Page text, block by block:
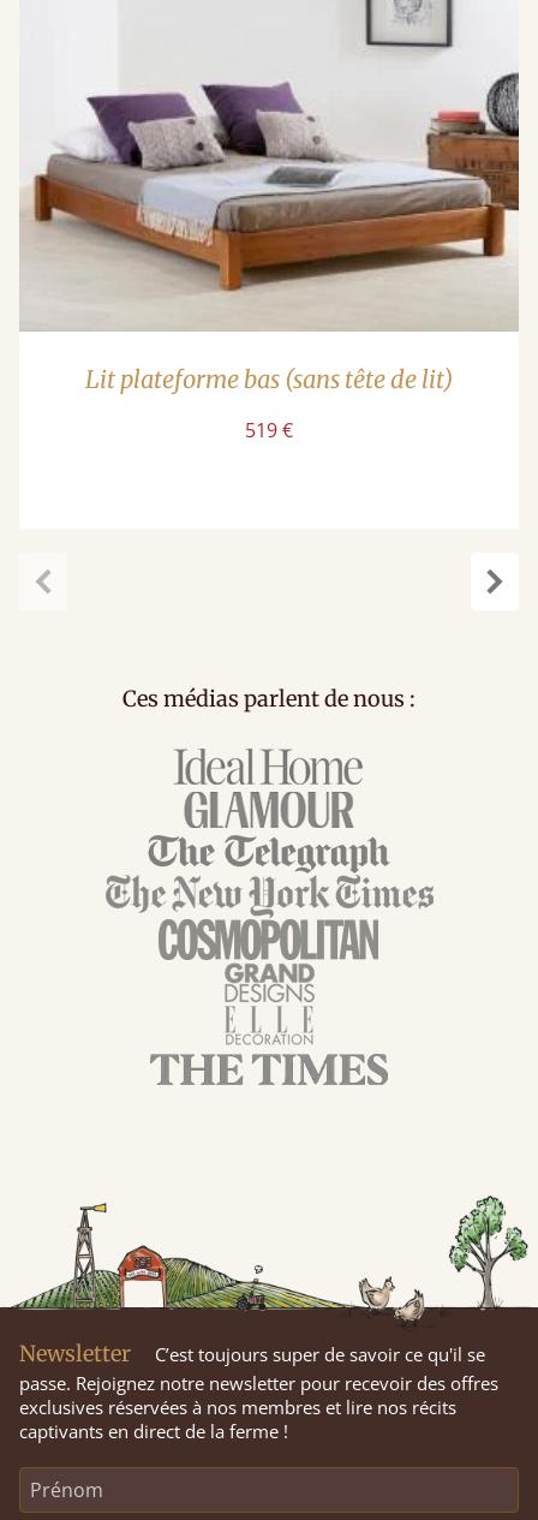
Lit plateforme bas (sans tête de lit)
519 €
Ces médias parlent de nous :
Newsletter
C’est toujours super de savoir ce qu'il se
passe. Rejoignez notre newsletter pour recevoir des offres
exclusives réservées à nos membres et lire nos récits
captivants en direct de la ferme !